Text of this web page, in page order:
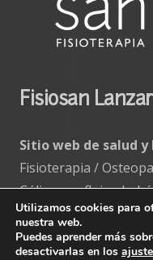
Fisiosan
Sitio web de salud
Fisioterapia /
Cólico y reflujos
Pélvico / Embarazo.
“Nos
Utilizamos cookies para
nuestra web.
Puedes aprender más
desactivarlas en los